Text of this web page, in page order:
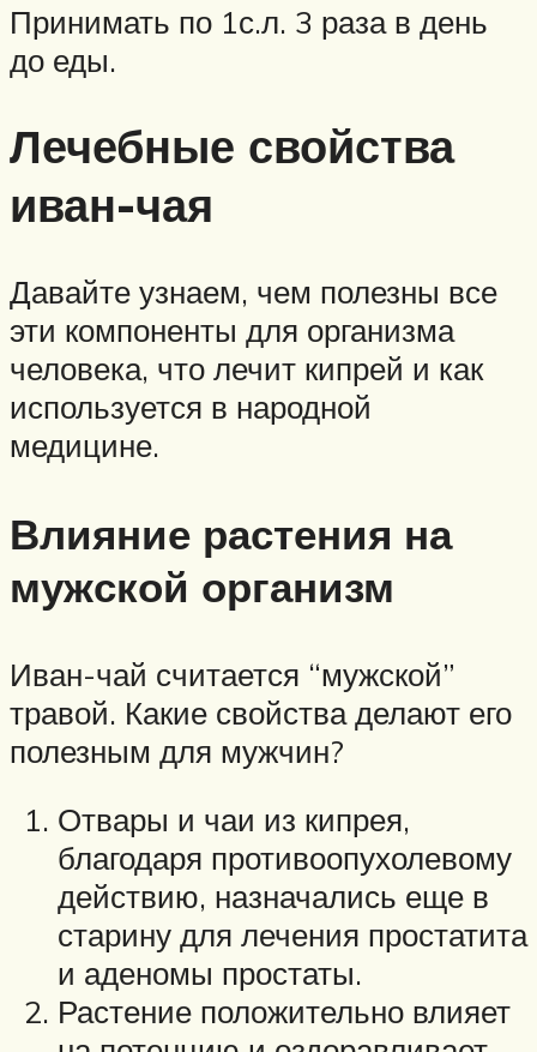
Принимать по 1с.л. 3 раза в день
до еды.
Лечебные свойства
иван-чая
Давайте узнаем, чем полезны все
эти компоненты для организма
человека, что лечит кипрей и как
используется в народной
медицине.
Влияние растения на
мужской организм
Иван-чай считается “мужской”
травой. Какие свойства делают его
полезным для мужчин?
Отвары и чаи из кипрея,
благодаря противоопухолевому
действию, назначались еще в
старину для лечения простатита
и аденомы простаты.
Растение положительно влияет